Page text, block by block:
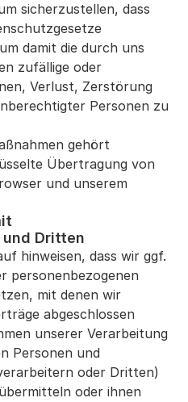
sicherzustellen, dass
damit die durch uns
zufällige oder
Verlust, Zerstörung
Personen zu
gehört
Übertragung von
und unserem
Dritten
hinweisen, dass wir ggf.
personenbezogenen
mit denen wir
abgeschlossen
unserer Verarbeitung
Personen und
oder Dritten)
oder ihnen